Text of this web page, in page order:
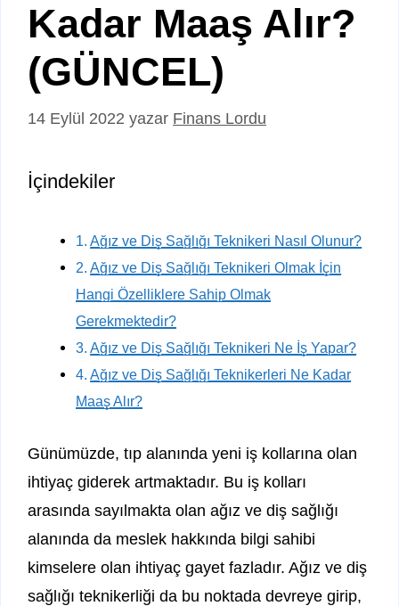
Kadar Maaş Alır?
(GÜNCEL)
14 Eylül 2022 yazar Finans Lordu
İçindekiler
Ağız ve Diş Sağlığı Teknikeri Nasıl Olunur?
Ağız ve Diş Sağlığı Teknikeri Olmak İçin
Hangi Özelliklere Sahip Olmak
Gerekmektedir?
Ağız ve Diş Sağlığı Teknikeri Ne İş Yapar?
Ağız ve Diş Sağlığı Teknikerleri Ne Kadar
Maaş Alır?
Günümüzde, tıp alanında yeni iş kollarına olan
ihtiyaç giderek artmaktadır. Bu iş kolları
arasında sayılmakta olan ağız ve diş sağlığı
alanında da meslek hakkında bilgi sahibi
kimselere olan ihtiyaç gayet fazladır. Ağız ve diş
sağlığı teknikerliği da bu noktada devreye girip,